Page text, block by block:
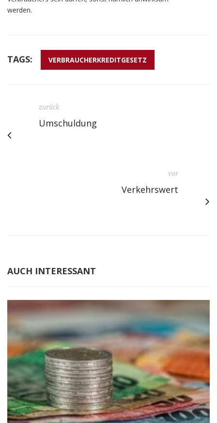
werden.
TAGS: VERBRAUCHERKREDITGESETZ
zurück
Umschuldung
vor
Verkehrswert
AUCH INTERESSANT